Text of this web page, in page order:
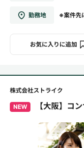
勤務地 ※案件先
お気に入りに追加
株式会社ストライク
NEW 【大阪】コ